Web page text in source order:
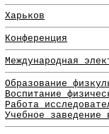
Харьков
Конференция
Международная
Образование
Воспитание
Работа
Учебное заведение